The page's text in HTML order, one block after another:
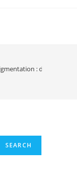
: décomposer
SEARCH